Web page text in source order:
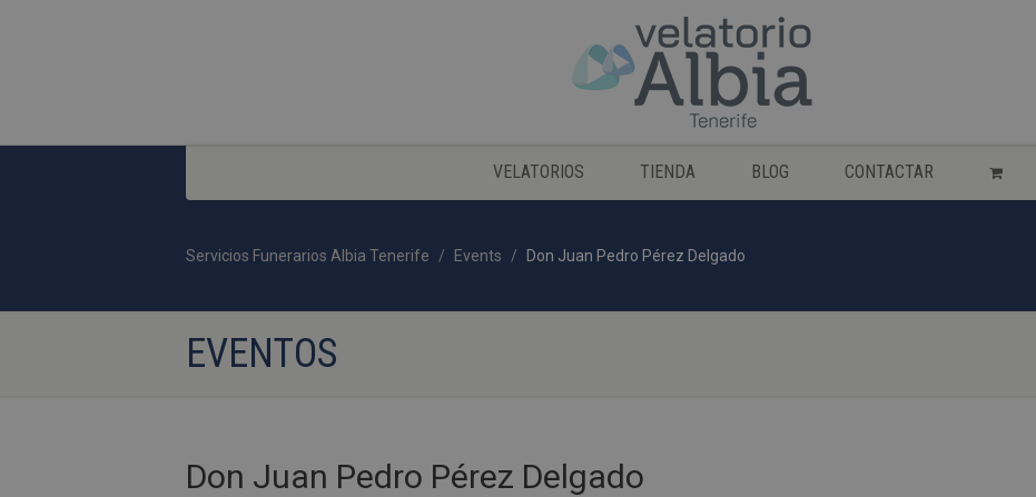
VELATORIOS TIENDA BLOG CONTACTAR
Servicios Funerarios Albia Tenerife Events Don Juan Pedro Pérez Delgado
EVENTOS
Don Juan Pedro Pérez Delgado